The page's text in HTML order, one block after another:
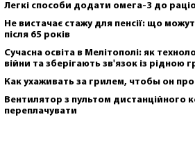
Легкі способи додати омега-3 до
Не вистачає стажу для пенсії: що
після 65 років
Сучасна освіта в Мелітополі: як
війни та зберігають зв'язок із рідною
Как ухаживать за грилем, чтобы он
Вентилятор з пультом дистанційного
переплачувати